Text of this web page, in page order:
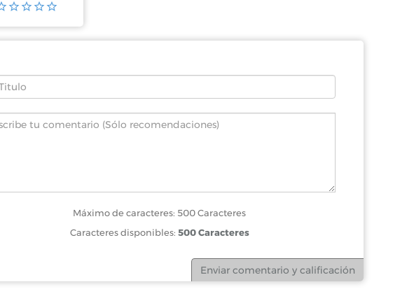
Máximo de caracteres: 500 Caracteres
Caracteres disponibles: 500 Caracteres